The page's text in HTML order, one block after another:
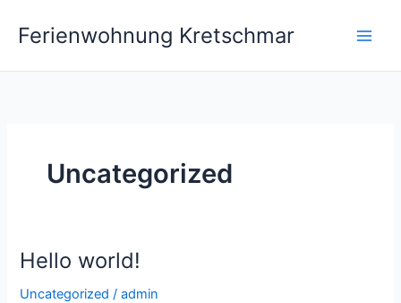
InhaltFerienwohnung Kretschmar
Uncategorized
Hello world!
Uncategorized /admin